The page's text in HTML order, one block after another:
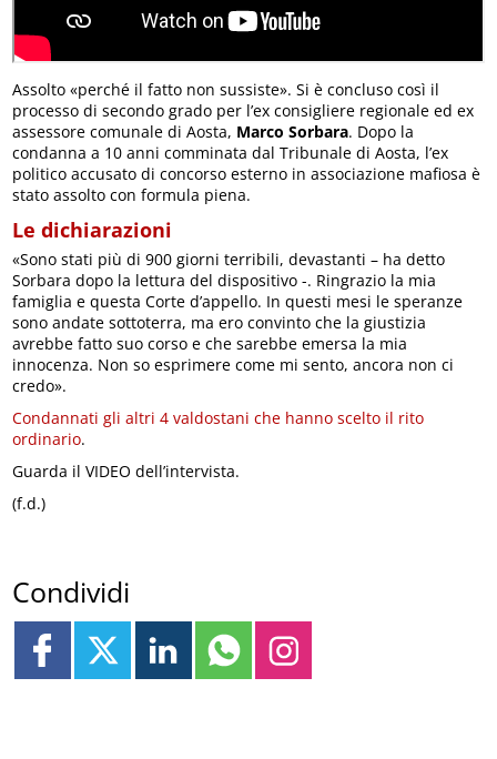
Assolto «perché il fatto non sussiste». Si è concluso così il
processo di secondo grado per l’ex consigliere regionale ed ex
assessore comunale di Aosta, Marco Sorbara. Dopo la
condanna a 10 anni comminata dal Tribunale di Aosta, l’ex
politico accusato di concorso esterno in associazione mafiosa è
stato assolto con formula piena.
Le dichiarazioni
«Sono stati più di 900 giorni terribili, devastanti – ha detto
Sorbara dopo la lettura del dispositivo -. Ringrazio la mia
famiglia e questa Corte d’appello. In questi mesi le speranze
sono andate sottoterra, ma ero convinto che la giustizia
avrebbe fatto suo corso e che sarebbe emersa la mia
innocenza. Non so esprimere come mi sento, ancora non ci
credo».
Condannati gli altri 4 valdostani che hanno scelto il rito
ordinario.
Guarda il VIDEO dell’intervista.
(f.d.)
Condividi